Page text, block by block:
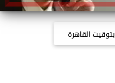
بتوقيت القاهرة